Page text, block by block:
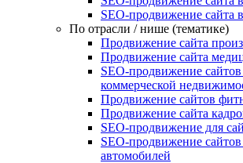
SEO-продвижение сайта
По отрасли / нише (тематике)
Продвижение сайта
Продвижение сайта
SEO-продвижение
коммерческой
Продвижение сайтов
Продвижение сайта
SEO-продвижение для
SEO-продвижение сайтов
автомобилей